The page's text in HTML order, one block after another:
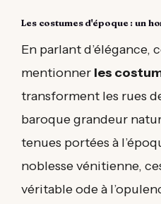
Les costumes d'époque : un
En parlant d’élégance,
mentionner les
transforment les rues
baroque grandeur
tenues portées à
noblesse vénitienne,
véritable ode à